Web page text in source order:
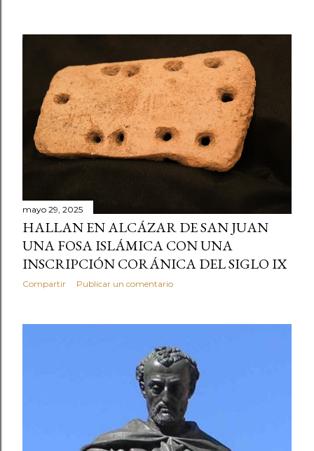
mayo 29, 2025
HALLAN EN ALCÁZAR DE SAN JUAN
UNA FOSA ISLÁMICA CON UNA
INSCRIPCIÓN CORÁNICA DEL SIGLO IX
Compartir Publicar un comentario